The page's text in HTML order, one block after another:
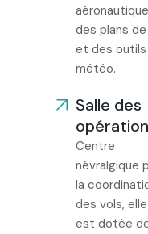
des plans
et des
météo.
Salle des
Centre
névralgique
la
des vols, elle
est dotée